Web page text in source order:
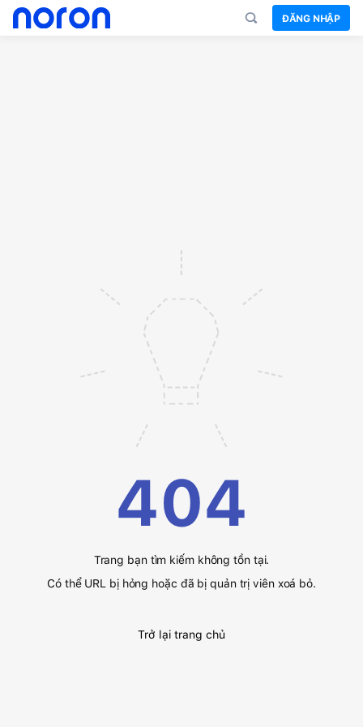
ĐĂNG NHẬP
404
Trang bạn tìm kiếm không tồn tại.
Có thể URL bị hỏng hoặc đã bị quản trị viên xoá bỏ.
Trở lại trang chủ